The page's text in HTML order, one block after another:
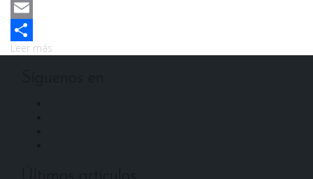
Mastodon
Email
Compartir
Leer más